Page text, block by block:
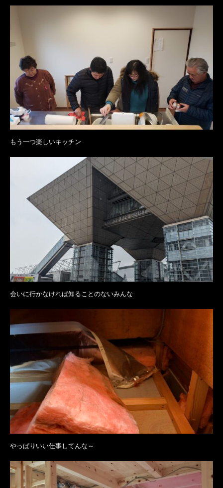
もう一つ楽しいキッチン
会いに行かなければ知ることのないみんな
やっぱりいい仕事してんな～